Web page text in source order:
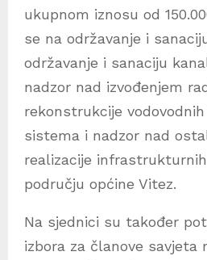
ukupnom iznosu od
se na održavanje i
održavanje i sanaciju
nadzor nad izvođenjem
rekonstrukcije
sistema i nadzor nad
realizacije
području općine Vitez.
Na sjednici su također
izbora za članove savjeta